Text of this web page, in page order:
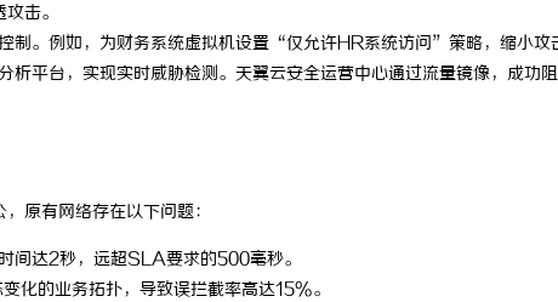
击。
制。例如，为财务系统虚拟机设置“仅允许HR系统访问”策略，缩小攻
析平台，实现实时威胁检测。天翼云安全运营中心通过流量镜像，成功
原有网络存在以下问题：
间达2秒，远超SLA要求的500毫秒。
化的业务拓扑，导致误拦截率高达15%。